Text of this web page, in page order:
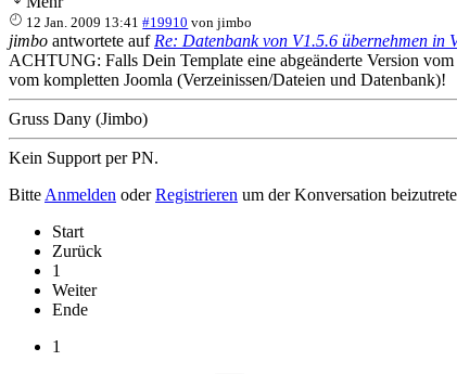
12 Jan. 2009 13:41 #19910 vonjimbo
jimbo antwortete auf Re: Datenbank von V1.5.6 übernehmen in
ACHTUNG: Falls Dein Template eine abgeänderte Version
vom kompletten Joomla (Verzeinissen/Dateien und Datenbank)!
Gruss Dany (Jimbo)
Kein Support per PN.
Bitte Anmelden oderRegistrieren um der Konversation
Start
Zurück
1
Weiter
Ende
1